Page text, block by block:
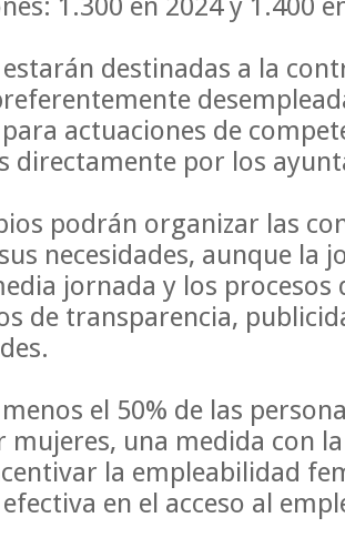
1.300 en 2024 y 1.400
estarán destinadas a la
actuaciones de
directamente por los
podrán organizar las
necesidades, aunque la
jornada y los procesos
de transparencia,
el 50% de las
mujeres, una medida con
la empleabilidad
en el acceso al